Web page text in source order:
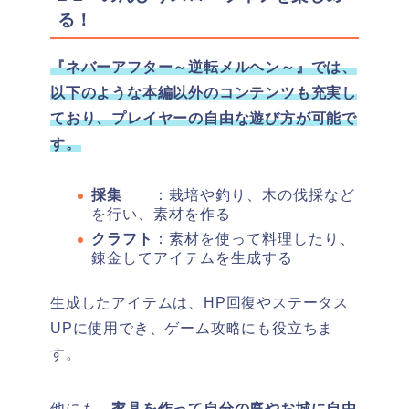
る！
『ネバーアフター～逆転メルヘン～』では、
以下のような本編以外のコンテンツも充実し
ており、プレイヤーの自由な遊び方が可能で
す。
採集
：栽培や釣り、木の伐採など
を行い、素材を作る
クラフト
：素材を使って料理したり、
錬金してアイテムを生成する
生成したアイテムは、HP回復やステータス
UPに使用でき、ゲーム攻略にも役立ちま
す。